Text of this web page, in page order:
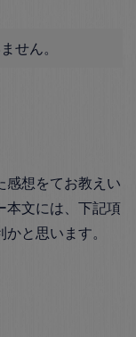
せん。
感想をてお教えい
本文には、下記項
と思います。